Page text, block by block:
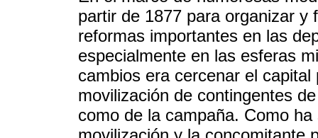
partir de 1877 para organizar y
reformas importantes en las
especialmente en las esferas
cambios era cercenar el
movilización de contingentes
como de la campaña. Como